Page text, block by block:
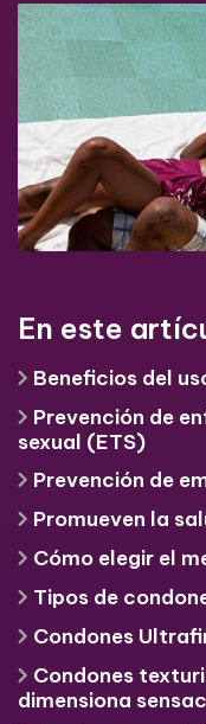
En este
Beneficios del
Prevención de
sexual (ETS)
Prevención de
Promueven la
Cómo elegir el
Tipos de
Condones
Condones
dimensiona